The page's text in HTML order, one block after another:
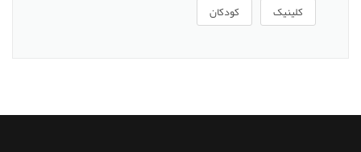
کلینیک
کودکان